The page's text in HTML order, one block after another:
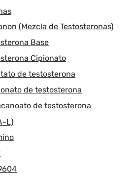
(Mezcla de Testosteronas)
Base
Cipionato
de testosterona
de testosterona
de testosterona
L)